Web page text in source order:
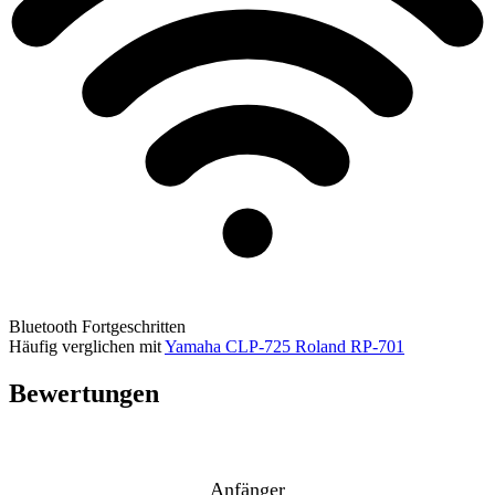
Bluetooth Fortgeschritten
Häufig verglichen mitYamaha CLP-725 Roland RP-701
Bewertungen
Anfänger